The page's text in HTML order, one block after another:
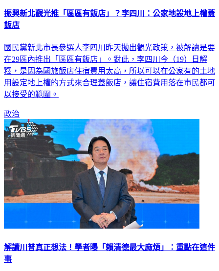
振興新北觀光推「區區有飯店」？李四川：公家地設地上權蓋
飯店
國民黨新北市長參選人李四川昨天拋出觀光政策，被解讀是要
在29區內推出「區區有飯店」。對此，李四川今（19）日解
釋，是因為國旅飯店住宿費用太高，所以可以在公家有的土地
用設定地上權的方式來合理蓋飯店，讓住宿費用落在市民都可
以接受的範圍。
政治
解讀川普真正想法！學者曝「賴清德最大麻煩」：重點在這件
事